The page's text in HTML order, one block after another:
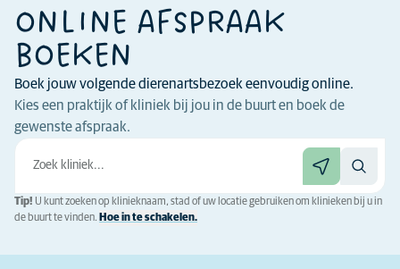
ONLINE AFSPRAAK
BOEKEN
Boek jouw volgende dierenartsbezoek eenvoudig online.
Kies een praktijk of kliniek bij jou in de buurt en boek de
gewenste afspraak.
Tip! U kunt zoeken op klinieknaam, stad of uw locatie gebruiken om klinieken bij u in
de buurt te vinden. Hoe in te schakelen.